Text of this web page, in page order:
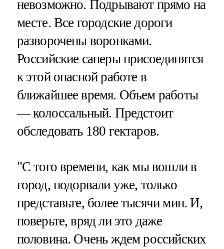
невозможно. Подрывают прямо на
месте. Все городские дороги
разворочены воронками.
Российские саперы присоединятся
к этой опасной работе в
ближайшее время. Объем работы
— колоссальный. Предстоит
обследовать 180 гектаров.
"С того времени, как мы вошли в
город, подорвали уже, только
представьте, более тысячи мин. И,
поверьте, вряд ли это даже
половина. Очень ждем российских